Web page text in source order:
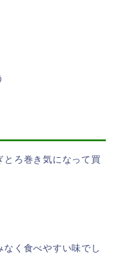
とろ巻き気になって買
く食べやすい味でし